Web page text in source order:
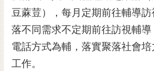
市
民
信
箱
English
豆蔴荳），每月定期前往輔導
落不同需求不定期前往訪視輔
電話方式為輔，落實聚落社會
工作。